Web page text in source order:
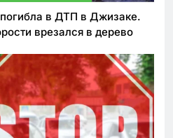
в ДТП в Джизаке.
врезался в дерево